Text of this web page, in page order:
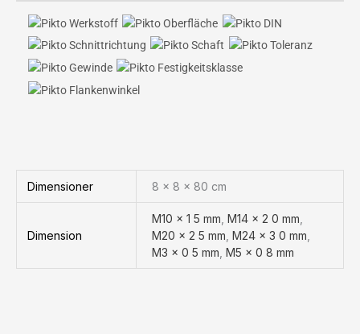
Dimensioner 8 × 8 × 80 cm
Dimension
M10 x 1 5 mm M14 x 2 0 mm
M20 x 2 5 mm M24 x 3 0 mm
M3 x 0 5 mm M5 x 0 8 mm